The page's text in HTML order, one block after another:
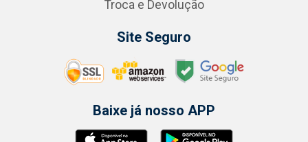
Troca e Devolução
Site Seguro
Baixe já nosso APP